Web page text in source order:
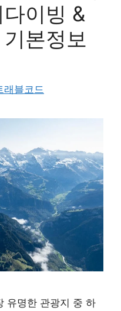
이빙 &
본정보
래블코드
유명한 관광지 중 하